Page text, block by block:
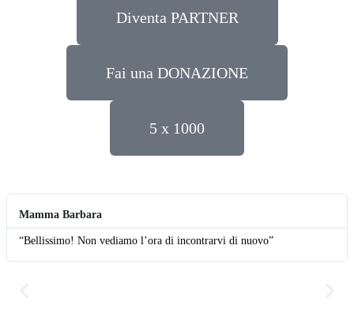
Diventa PARTNER
Fai una DONAZIONE
5 x 1000
Mamma Barbara
“Bellissimo! Non vediamo l’ora di incontrarvi di nuovo”